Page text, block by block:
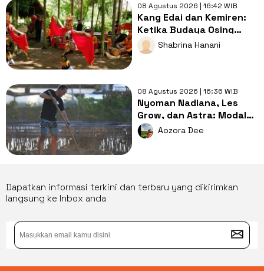
08 Agustus 2026 | 16:42 WIB
Kang Edai dan Kemiren:
Ketika Budaya Osing
Menjadi Jalan Menuju
Kesejahteraan Desa
Shabrina Hanani
08 Agustus 2026 | 16:36 WIB
Nyoman Nadiana, Les
Grow, dan Astra: Modal
Lokal VS Pendampingan
Tepat
Aozora Dee
Dapatkan informasi terkini dan terbaru yang dikirimkan
langsung ke Inbox anda